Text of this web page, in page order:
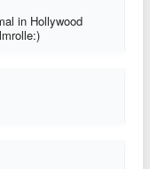
in Hollywood